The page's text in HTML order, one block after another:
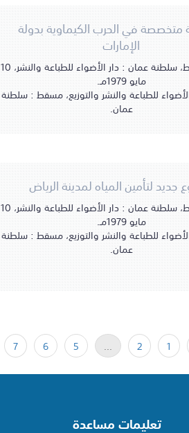
في الحرب الكيماوية بدولة
الإمارات
مسقط، سلطنة عمان : دار الأضواء للطباعة والنشر، 10
مايو 1979مـ.
للطباعة والنشر والتوزيع، مسقط : سلطنة
عمان.
جديد لتأمين المياه لمدينة الرياض
مسقط، سلطنة عمان : دار الأضواء للطباعة والنشر، 10
مايو 1979مـ.
للطباعة والنشر والتوزيع، مسقط : سلطنة
عمان.
1
2
...
5
6
7
تعليمات مساعدة